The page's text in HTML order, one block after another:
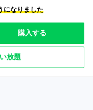
になりました
購入する
放題